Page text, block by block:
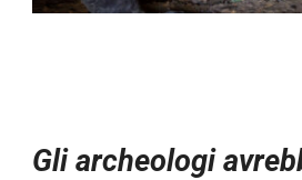
Gli archeologi